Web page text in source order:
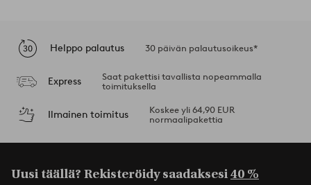
Helppo palautus 30 päivän palautusoikeus*
Express
Saat pakettisi tavallista nopeammalla
toimituksella
Ilmainen toimitus
Koskee yli 64,90 EUR
normaalipakettia
Uusi täällä? Rekisteröidy saadaksesi40 %